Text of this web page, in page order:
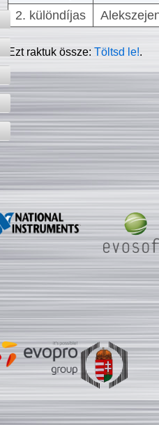
2. különdíjas
Ezt raktuk össze:Töltsd le!.